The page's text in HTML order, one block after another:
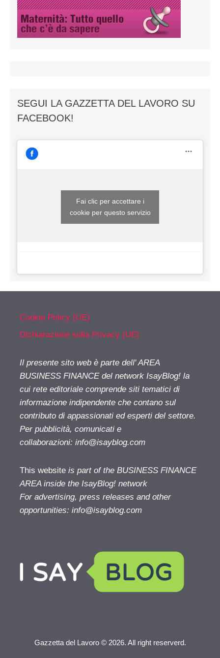
SEGUI LA GAZZETTA DEL LAVORO SU
FACEBOOK!
Fai clic per accettare i
cookie per questo servizio
Cookie Policy (UE)
Dichiarazione sulla Privacy (UE)
Il presente sito web è parte dell' AREA
BUSINESS FINANCE del network IsayBlog! la
cui rete editoriale comprende siti tematici di
informazione indipendente che contano sul
contributo di appassionati ed esperti del settore.
Per pubblicità, comunicati e
collaborazioni: info@isayblog.com
This website is part of the BUSINESS FINANCE
AREA inside the IsayBlog! network
For advertising, press releases and other
opportunities: info@isayblog.com
Gazzetta del Lavoro © 2026. All right reserverd.